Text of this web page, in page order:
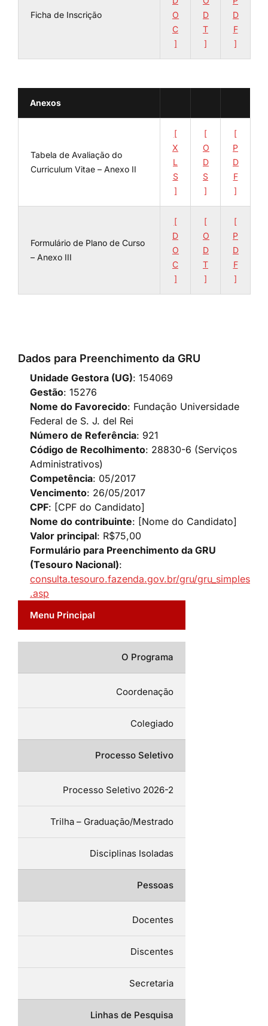
Ficha de Inscrição
O
C
]
D
T
]
D
F
]
Anexos
Tabela de Avaliação do
Curriculum Vitae – Anexo II
[
X
L
S
]
[
O
D
S
]
[
P
D
F
]
Formulário de Plano de Curso
– Anexo III
[
D
O
C
]
[
O
D
T
]
[
P
D
F
]
Dados para Preenchimento da GRU
Unidade Gestora (UG): 154069
Gestão: 15276
Nome do Favorecido: Fundação Universidade
Federal de S. J. del Rei
Número de Referência: 921
Código de Recolhimento: 28830-6 (Serviços
Administrativos)
Competência: 05/2017
Vencimento: 26/05/2017
CPF: [CPF do Candidato]
Nome do contribuinte: [Nome do Candidato]
Valor principal: R$75,00
Formulário para Preenchimento da GRU
(Tesouro Nacional):
consulta.tesouro.fazenda.gov.br/gru/gru_simples
.asp
Menu Principal
O Programa
Coordenação
Colegiado
Processo Seletivo
Processo Seletivo 2026-2
Trilha – Graduação/Mestrado
Disciplinas Isoladas
Pessoas
Docentes
Discentes
Secretaria
Linhas de Pesquisa